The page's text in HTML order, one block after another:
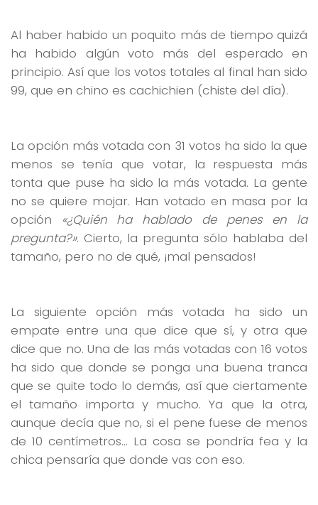
Al haber habido un poquito más de tiempo quizá
ha habido algún voto más del esperado en
principio. Así que los votos totales al final han sido
99, que en chino es cachichien (chiste del día).
La opción más votada con 31 votos ha sido la que
menos se tenía que votar, la respuesta más
tonta que puse ha sido la más votada. La gente
no se quiere mojar. Han votado en masa por la
opción «¿Quién ha hablado de penes en la
pregunta?». Cierto, la pregunta sólo hablaba del
tamaño, pero no de qué, ¡mal pensados!
La siguiente opción más votada ha sido un
empate entre una que dice que sí, y otra que
dice que no. Una de las más votadas con 16 votos
ha sido que donde se ponga una buena tranca
que se quite todo lo demás, así que ciertamente
el tamaño importa y mucho. Ya que la otra,
aunque decía que no, si el pene fuese de menos
de 10 centímetros… La cosa se pondría fea y la
chica pensaría que donde vas con eso.